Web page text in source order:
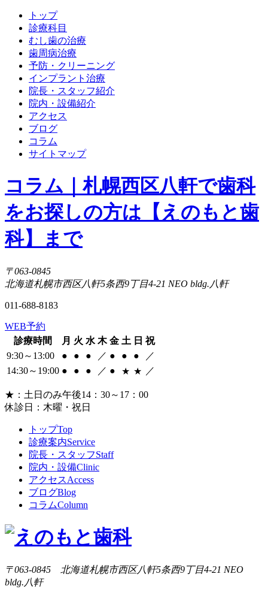
トップ
診療科目
むし歯の治療
歯周病治療
予防・クリーニング
インプラント治療
院長・スタッフ紹介
院内・設備紹介
アクセス
ブログ
コラム
サイトマップ
コラム｜札幌西区八軒で歯科
をお探しの方は【えのもと歯
科】まで
〒063-0845
北海道札幌市西区八軒5条西9丁目4-21 NEO bldg.八軒
011-688-8183
WEB予約
診療時間
月 火 水 木 金 土 日 祝
9:30～13:00
● ● ● ／ ● ● ●
／
14:30～19:00 ● ● ● ／ ● ★ ★ ／
★ ：土日のみ午後14：30～17：00
休診日：木曜・祝日
トップTop
診療案内Service
院長・スタッフStaff
院内・設備Clinic
アクセスAccess
ブログBlog
コラムColumn
〒063-0845 北海道札幌市西区八軒5条西9丁目4-21 NEO
bldg.八軒